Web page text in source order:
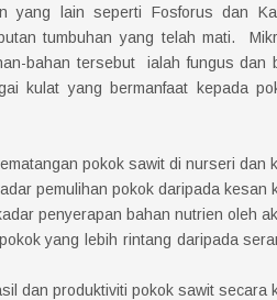
yang lain seperti Fosforus dan
tumbuhan yang telah mati.
bahan tersebut ialah fungus dan
kulat yang bermanfaat kepada
pokok sawit di nurseri dan
pemulihan pokok daripada kesan
penyerapan bahan nutrien oleh
yang lebih rintang daripada
dan produktiviti pokok sawit secara